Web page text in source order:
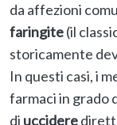
da affezioni
faringite(il
storicamente
In questi casi, i
farmaci in grado
di uccidere